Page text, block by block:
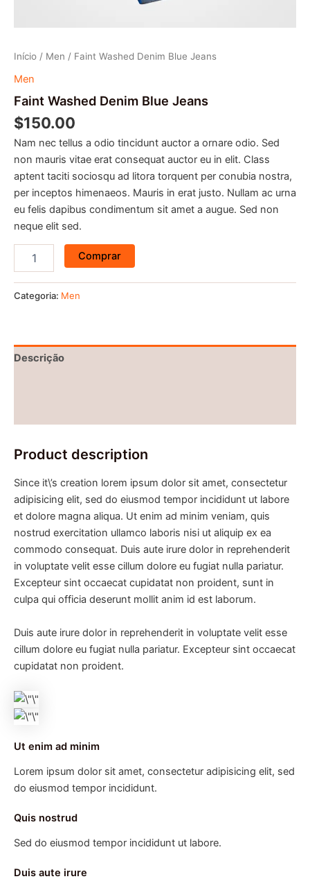
Início / Men / Faint Washed Denim Blue Jeans
Men
Faint Washed Denim Blue Jeans
$150.00
Nam nec tellus a odio tincidunt auctor a ornare odio. Sed
non mauris vitae erat consequat auctor eu in elit. Class
aptent taciti sociosqu ad litora torquent per conubia nostra,
per inceptos himenaeos. Mauris in erat justo. Nullam ac urna
eu felis dapibus condimentum sit amet a augue. Sed non
neque elit sed.
Comprar
Categoria: Men
Descrição
Product description
Since it\’s creation lorem ipsum dolor sit amet, consectetur
adipisicing elit, sed do eiusmod tempor incididunt ut labore
et dolore magna aliqua. Ut enim ad minim veniam, quis
nostrud exercitation ullamco laboris nisi ut aliquip ex ea
commodo consequat. Duis aute irure dolor in reprehenderit
in voluptate velit esse cillum dolore eu fugiat nulla pariatur.
Excepteur sint occaecat cupidatat non proident, sunt in
culpa qui officia deserunt mollit anim id est laborum.
Duis aute irure dolor in reprehenderit in voluptate velit esse
cillum dolore eu fugiat nulla pariatur. Excepteur sint occaecat
cupidatat non proident.
Ut enim ad minim
Lorem ipsum dolor sit amet, consectetur adipisicing elit, sed
do eiusmod tempor incididunt.
Quis nostrud
Sed do eiusmod tempor incididunt ut labore.
Duis aute irure